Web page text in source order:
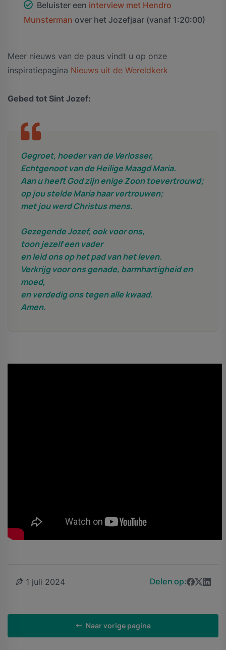
Beluister een interview met Hendro
Munsterman over het Jozefjaar (vanaf 1:20:00)
Meer nieuws van de paus vindt u op onze
inspiratiepagina Nieuws uit de Wereldkerk
Gebed tot Sint Jozef:
Gegroet, hoeder van de Verlosser,
Echtgenoot van de Heilige Maagd Maria.
Aan u heeft God zijn enige Zoon toevertrouwd;
op jou stelde Maria haar vertrouwen;
met jou werd Christus mens.
Gezegende Jozef, ook voor ons,
toon jezelf een vader
en leid ons op het pad van het leven.
Verkrijg voor ons genade, barmhartigheid en
moed,
en verdedig ons tegen alle kwaad.
Amen.
1 juli 2024 Delen op:
Naar vorige pagina